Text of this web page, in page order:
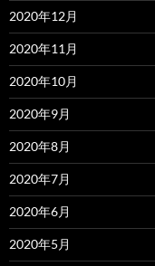
2020年12月
2020年11月
2020年10月
2020年9月
2020年8月
2020年7月
2020年6月
2020年5月